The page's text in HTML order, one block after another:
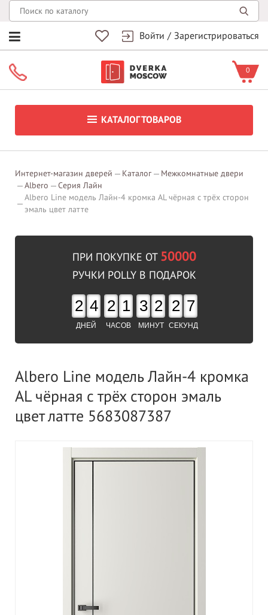
Войти / Зарегистрироваться
0
КАТАЛОГ ТОВАРОВ
Интернет-магазин дверей Каталог
Межкомнатные двери
Albero
Серия Лайн
Albero Line модель Лайн-4 кромка AL чёрная с трёх сторон
эмаль цвет латте
ПРИ ПОКУПКЕ ОТ 50000
РУЧКИ POLLY В ПОДАРОК
2 4
ДНЕЙ
2 1
ЧАСОВ
3 2
МИНУТ
2 6
СЕКУНД
Albero Line модель Лайн-4 кромка
AL чёрная с трёх сторон эмаль
цвет латте 5683087387